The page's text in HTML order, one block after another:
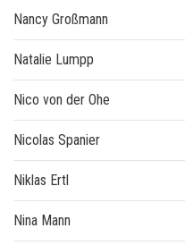
Nancy Großmann
Natalie Lumpp
Nico von der Ohe
Nicolas Spanier
Niklas Ertl
Nina Mann